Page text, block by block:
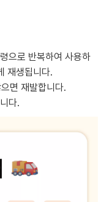
으로 반복하여 사용하
재생됩니다.
면 재발합니다.
다.